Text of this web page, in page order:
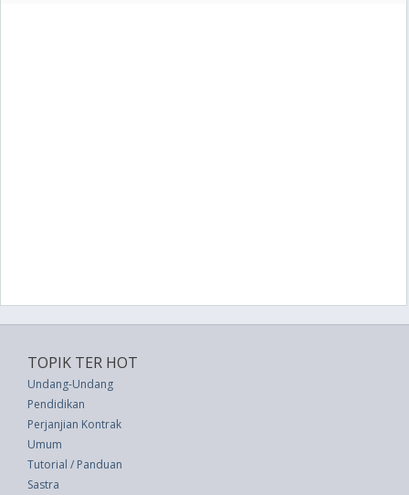
TOPIK TER HOT
Undang-Undang
Pendidikan
Perjanjian Kontrak
Umum
Tutorial / Panduan
Sastra